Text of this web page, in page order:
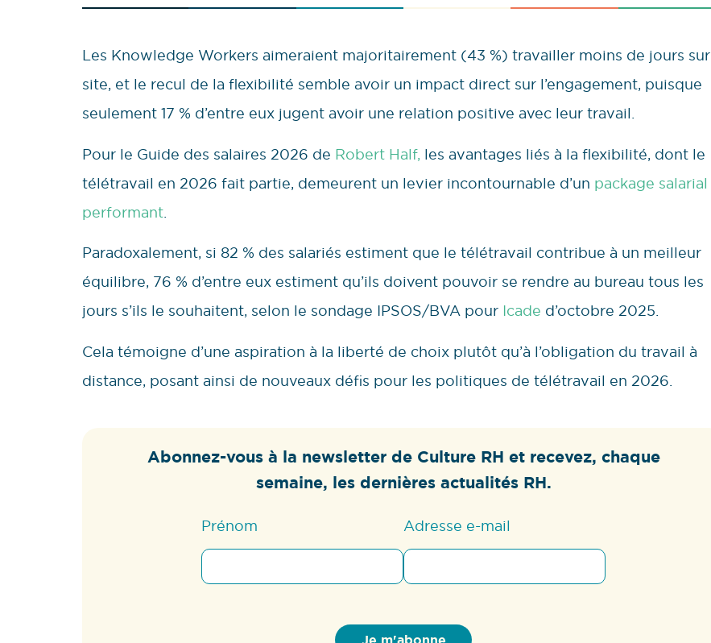
Les Knowledge Workers aimeraient majoritairement (43 %) travailler moins de jours sur
site, et le recul de la flexibilité semble avoir un impact direct sur l’engagement, puisque
seulement 17 % d’entre eux jugent avoir une relation positive avec leur travail.
Pour le Guide des salaires 2026 de Robert Half, les avantages liés à la flexibilité, dont le
télétravail en 2026 fait partie, demeurent un levier incontournable d’un package salarial
performant.
Paradoxalement, si 82 % des salariés estiment que le télétravail contribue à un meilleur
équilibre, 76 % d’entre eux estiment qu’ils doivent pouvoir se rendre au bureau tous les
jours s’ils le souhaitent, selon le sondage IPSOS/BVA pour Icade d’octobre 2025.
Cela témoigne d’une aspiration à la liberté de choix plutôt qu’à l’obligation du travail à
distance, posant ainsi de nouveaux défis pour les politiques de télétravail en 2026.
Abonnez-vous à la newsletter de Culture RH et recevez, chaque
semaine, les dernières actualités RH.
Prénom Adresse e-mail